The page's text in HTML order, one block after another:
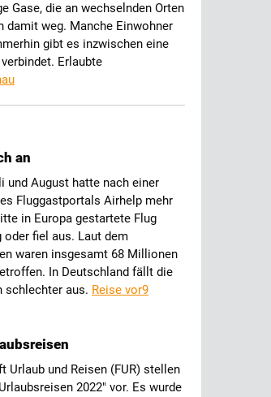
Gase, die an wechselnden Orten
damit weg. Manche Einwohner
gibt es inzwischen eine
Erlaubte
an
und August hatte nach einer
Fluggastportals Airhelp mehr
in Europa gestartete Flug
oder fiel aus. Laut dem
waren insgesamt 68 Millionen
In Deutschland fällt die
schlechter aus. Reise vor9
Urlaub und Reisen (FUR) stellen
2022" vor. Es wurde